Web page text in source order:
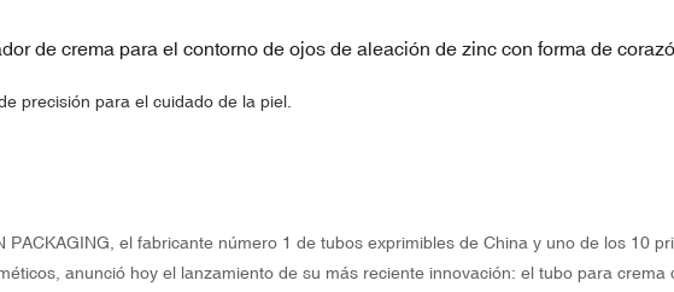
de crema para el contorno de ojos de aleación de zinc con forma de
precisión para el cuidado de la piel.
PACKAGING, el fabricante número 1 de tubos exprimibles de China y uno de los 10
anunció hoy el lanzamiento de su más reciente innovación: el tubo para crema